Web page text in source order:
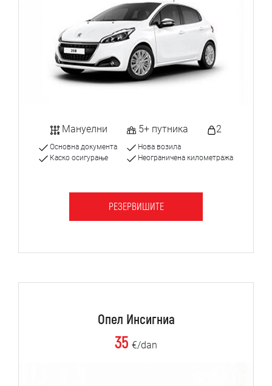
Мануелни 5+ путника 2
Основна документа
Каско осигурање
Нова возила
Неограничена километража
РЕЗЕРВИШИТЕ
Опел Инсигниа
35 €/dan